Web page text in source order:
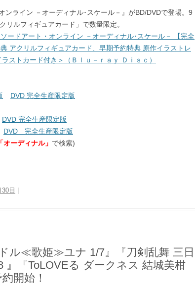
ンライン －オーディナル･スケール－』がBD/DVDで登場。9
リルフィギュアカード」で数量限定。
ードアート・オンライン －オーディナル･スケール－ 【完全
アクリルフィギュアカード、早期予約特典 原作イラストレ
ストカード付き＞（Ｂｌｕ－ｒａｙ Ｄｉｓｃ）
DVD 完全生産限定版
DVD 完全生産限定版
DVD 完全生産限定版
「オーディナル」 で検索)
日
ドル≪歌姫≫ユナ 1/7』『刀剣乱舞 三日
』『ToLOVEる ダークネス 結城美柑
開始！